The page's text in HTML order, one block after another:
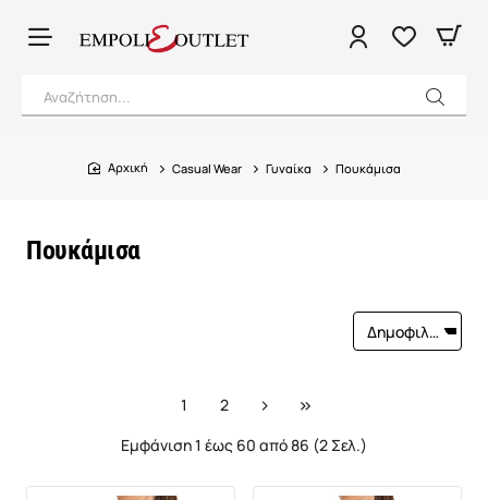
Αναζήτηση...
Πουκάμισα
home
Casual Wear Γυναίκα Πουκάμισα
1
2
Εμφάνιση 1 έως 60 από 86 (2 Σελ.)